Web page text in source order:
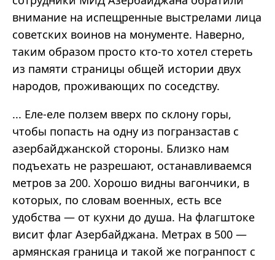
внимание на испещренные выстрелами лица
советских воинов на монументе. Наверно,
таким образом просто кто-то хотел стереть
из памяти страницы общей истории двух
народов, проживающих по соседству.
... Еле-еле ползем вверх по склону горы,
чтобы попасть на одну из погранзастав с
азербайджанской стороны. Близко нам
подъехать не разрешают, останавливаемся
метров за 200. Хорошо видны вагончики, в
которых, по словам военных, есть все
удобства — от кухни до душа. На флагштоке
висит флаг Азербайджана. Метрах в 500 —
армянская граница и такой же погранпост с